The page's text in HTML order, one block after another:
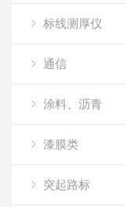
标线测厚仪
通信
涂料、沥青
漆膜类
突起路标